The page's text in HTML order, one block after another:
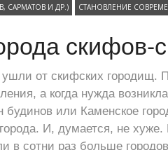
САРМАТОВ И ДР.) СТАНОВЛЕНИЕ
скифов-
ушли от скифских
а когда нужда
будинов или Каменское
И, думается, не
в сотни раз больше